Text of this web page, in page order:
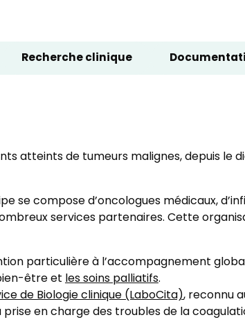
Recherche clinique
atteints de tumeurs malignes, depuis le
se compose d’oncologues médicaux,
services partenaires. Cette
particulière à l’accompagnement
être etles soins palliatifs.
de Biologie clinique (LaboCita), reconnu
en charge des troubles de la